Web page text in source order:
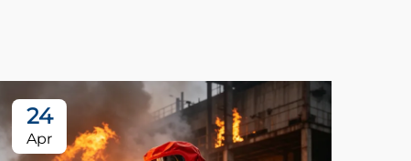
24
Apr